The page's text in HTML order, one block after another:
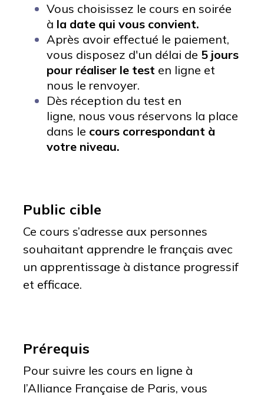
Vous choisissez le cours en soirée
à la date qui vous convient.
Après avoir effectué le paiement,
vous disposez d'un délai de 5 jours
pour réaliser le test en ligne et
nous le renvoyer.
Dès réception du test en
ligne, nous vous réservons la place
dans le cours correspondant à
votre niveau.
Public cible
Ce cours s’adresse aux personnes
souhaitant apprendre le français avec
un apprentissage à distance progressif
et efficace.
Prérequis
Pour suivre les cours en ligne à
l’Alliance Française de Paris, vous